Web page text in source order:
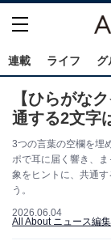
連載 ライフ グ
【ひらがな
通する2文字
3つの言葉の空欄を埋
ポで耳に届く響き、
象をヒントに、共通
う。
2026.06.04
All About ニュース編